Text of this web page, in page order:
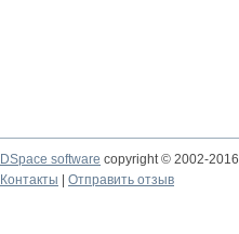
DSpace software copyright © 2002-2016
Контакты
Отправить отзыв